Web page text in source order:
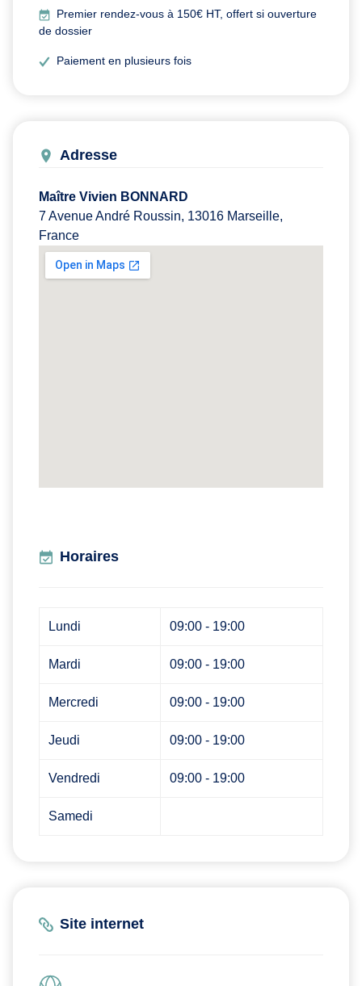
Premier rendez-vous à 150€ HT, offert si ouverture
de dossier
Paiement en plusieurs fois
Adresse
Maître Vivien BONNARD
7 Avenue André Roussin, 13016 Marseille,
France
Horaires
Lundi 09:00 - 19:00
Mardi 09:00 - 19:00
Mercredi 09:00 - 19:00
Jeudi 09:00 - 19:00
Vendredi 09:00 - 19:00
Samedi
Site internet